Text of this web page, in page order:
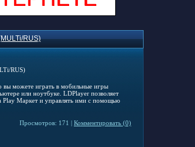
RUS)
можете играть в мобильные игры
или ноутбуке. LDPlayer позволяет
Play Маркет и управлять ими с помощью
Просмотров: 171 | Комментировать (0)